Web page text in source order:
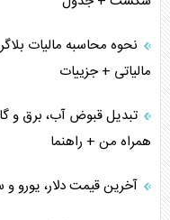
نحوه محاسبه مالیات
مالیاتی + جزییات
تبدیل قبوض آب، برق و
همراه من + راهنما
آخرین قیمت دلار، یورو و سایر ارز‌ها ۱۲